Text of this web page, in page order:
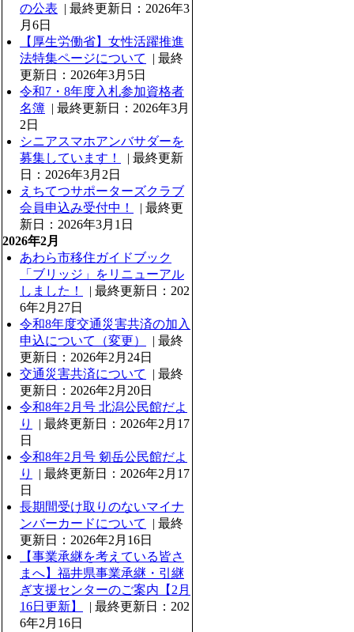
の公表 | 最終更新日：2026年3
月6日
【厚生労働省】女性活躍推進
法特集ページについて
| 最終
更新日：2026年3月5日
令和7・8年度入札参加資格者
名簿 | 最終更新日：2026年3月
2日
シニアスマホアンバサダーを
募集しています！
| 最終更新
日：2026年3月2日
えちてつサポーターズクラブ
会員申込み受付中！
| 最終更
新日：2026年3月1日
2026年2月
あわら市移住ガイドブック
「ブリッジ」をリニューアル
しました！
| 最終更新日：202
6年2月27日
令和8年度交通災害共済の加入
申込について（変更）
| 最終
更新日：2026年2月24日
交通災害共済について
| 最終
更新日：2026年2月20日
令和8年2月号 北潟公民館だよ
り
| 最終更新日：2026年2月17
日
令和8年2月号 剱岳公民館だよ
り
| 最終更新日：2026年2月17
日
長期間受け取りのないマイナ
ンバーカードについて
| 最終
更新日：2026年2月16日
【事業承継を考えている皆さ
まへ】福井県事業承継・引継
ぎ支援センターのご案内【2月
16日更新】
| 最終更新日：202
6年2月16日